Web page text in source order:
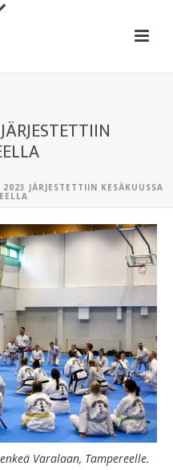
JÄRJESTETTIIN KESÄKUUSSA
Varalaan, Tampereelle.